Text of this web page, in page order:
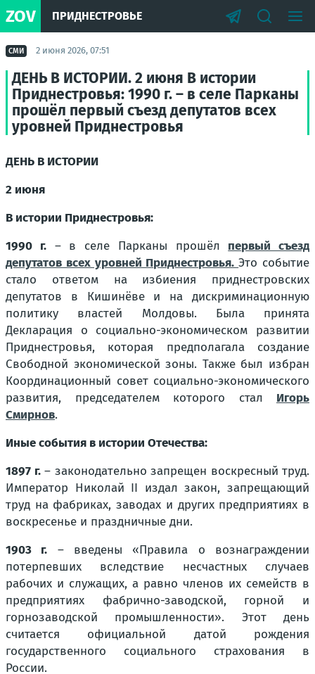
ZOV ПРИДНЕСТРОВЬЕ
СМИ 2 июня 2026, 07:51
ДЕНЬ В ИСТОРИИ. 2 июня В истории
Приднестровья: 1990 г. – в селе Парканы
прошёл первый съезд депутатов всех
уровней Приднестровья
ДЕНЬ В ИСТОРИИ
2 июня
В истории Приднестровья:
1990 г.– в селе Парканы прошёл первый съезд
депутатов всех уровней Приднестровья.Это событие
стало ответом на избиения приднестровских
депутатов в Кишинёве и на дискриминационную
политику властей Молдовы. Была принята
Декларация о социально-экономическом развитии
Приднестровья, которая предполагала создание
Свободной экономической зоны. Также был избран
Координационный совет социально-экономического
развития, председателем которого стал Игорь
Смирнов.
Иные события в истории Отечества:
1897 г.– законодательно запрещен воскресный труд.
Император Николай II издал закон, запрещающий
труд на фабриках, заводах и других предприятиях в
воскресенье и праздничные дни.
1903 г. – введены «Правила о вознаграждении
потерпевших вследствие несчастных случаев
рабочих и служащих, а равно членов их семейств в
предприятиях фабрично-заводской, горной и
горнозаводской промышленности». Этот день
считается официальной датой рождения
государственного социального страхования в
России.